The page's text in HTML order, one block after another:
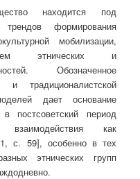
находится под
трендов формирования
мобилизации,
этнических и
Обозначенное
и традиционалистской
дает основание
постсоветский период
взаимодействия как
с. 59], особенно в тех
этнических групп